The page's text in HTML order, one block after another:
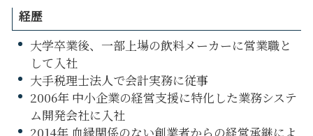
経歴
大学卒業後、一部上場の飲料メーカーに営業職と
して入社
大手税理士法人で会計実務に従事
2006年 中小企業の経営支援に特化した業務システ
ム開発会社に入社
2014年 血縁関係のない創業者からの経営承継によ